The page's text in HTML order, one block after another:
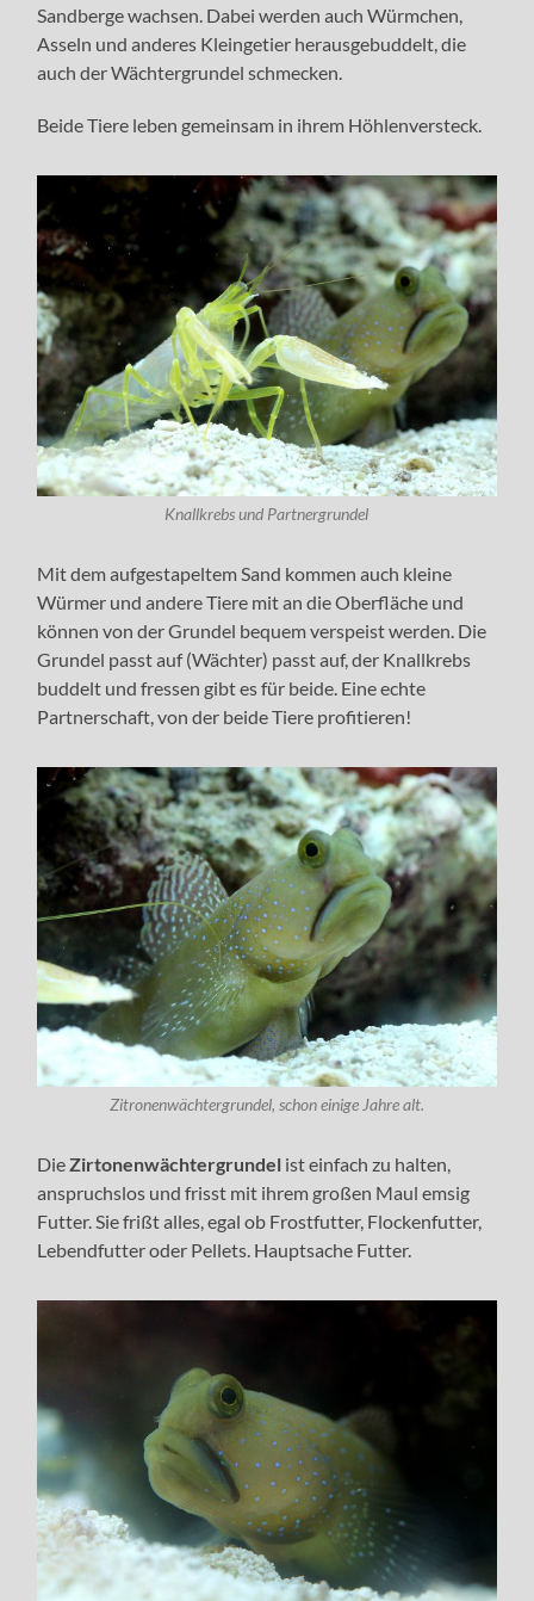
Sandberge wachsen. Dabei werden auch Würmchen,
Asseln und anderes Kleingetier herausgebuddelt, die
auch der Wächtergrundel schmecken.
Beide Tiere leben gemeinsam in ihrem Höhlenversteck.
Knallkrebs und Partnergrundel
Mit dem aufgestapeltem Sand kommen auch kleine
Würmer und andere Tiere mit an die Oberfläche und
können von der Grundel bequem verspeist werden. Die
Grundel passt auf (Wächter) passt auf, der Knallkrebs
buddelt und fressen gibt es für beide. Eine echte
Partnerschaft, von der beide Tiere profitieren!
Zitronenwächtergrundel, schon einige Jahre alt.
Die Zirtonenwächtergrundel ist einfach zu halten,
anspruchslos und frisst mit ihrem großen Maul emsig
Futter. Sie frißt alles, egal ob Frostfutter, Flockenfutter,
Lebendfutter oder Pellets. Hauptsache Futter.